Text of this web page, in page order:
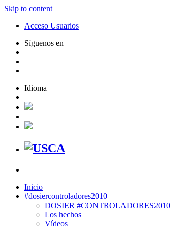
Skip to content
Acceso Usuarios
Síguenos en
Idioma
|
|
Inicio
#dosiercontroladores2010
DOSIER #CONTROLADORES2010
Los hechos
Vídeos